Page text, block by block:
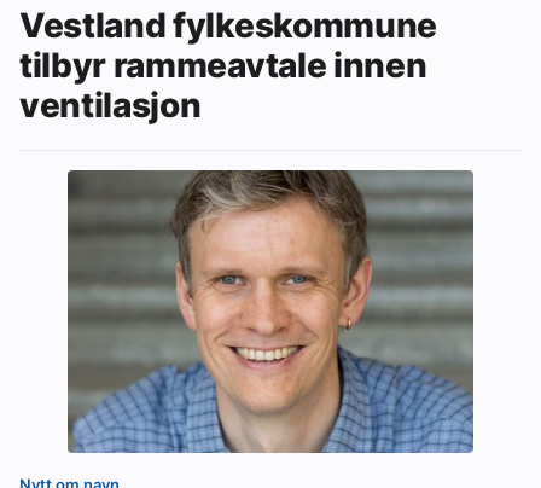
Vestland fylkeskommune
tilbyr rammeavtale innen
ventilasjon